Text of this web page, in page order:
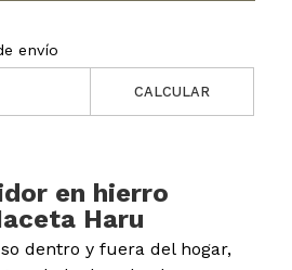
envío
CALCULAR
en hierro
Haru
dentro y fuera del hogar,